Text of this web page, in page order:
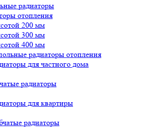
радиаторы
отопления
200 мм
300 мм
400 мм
радиаторы отопления
для частного дома
радиаторы
для квартиры
радиаторы